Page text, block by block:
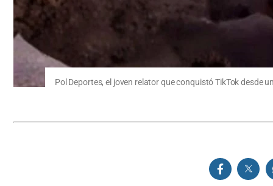
Pol Deportes, el joven relator que conquistó TikTok desde